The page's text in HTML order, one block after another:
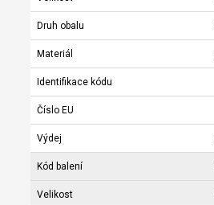
Druh obalu
Materiál
Identifikace kódu
Číslo EU
Výdej
Kód balení
Velikost